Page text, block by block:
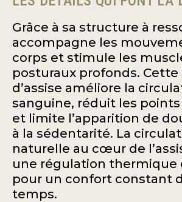
Grâce à sa structure à
accompagne les
corps et stimule les
posturaux profonds.
d’assise améliore la
sanguine, réduit les
et limite l’apparition de
à la sédentarité. La
naturelle au cœur de
une régulation thermique
pour un confort constant
temps.